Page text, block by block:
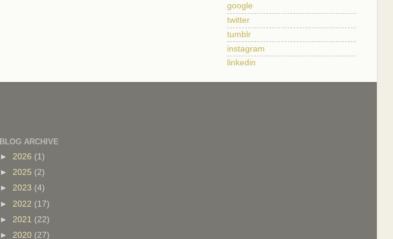
google
twitter
tumblr
instagram
linkedin
BLOG ARCHIVE
► 2026 (1)
► 2025 (2)
► 2023 (4)
► 2022 (17)
► 2021 (22)
► 2020 (27)